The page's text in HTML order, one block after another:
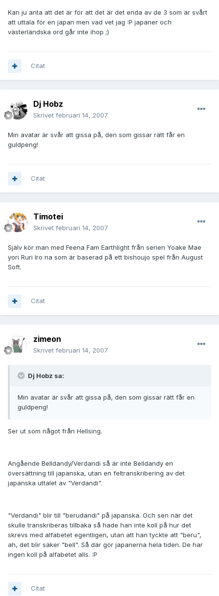
Kan ju anta att det är för att det är det enda av de 3 som är svårt
att uttala för en japan men vad vet jag :P japaner och
västerländska ord går inte ihop ;)
Citat
Dj Hobz
Skrivet februari 14, 2007
Min avatar är svår att gissa på, den som gissar rätt får en
guldpeng!
Citat
Timotei
Skrivet februari 14, 2007
Själv kör man med Feena Fam Earthlight från serien Yoake Mae
yori Ruri Iro na som är baserad på ett bishoujo spel från August
Soft.
Citat
zimeon
Skrivet februari 14, 2007
Dj Hobz sa:
Min avatar är svår att gissa på, den som gissar rätt får en
guldpeng!
Ser ut som något från Hellsing.
Angående Belldandy/Verdandi så är inte Belldandy en
översättning till japanska, utan en feltranskribering av det
japanska uttalet av "Verdandi".
"Verdandi" blir till "berudandi" på japanska. Och sen när det
skulle transkriberas tillbaka så hade han inte koll på hur det
skrevs med alfabetet egentligen, utan att han tyckte att "beru",
ah, det blir säker "bell". Så där gör japanerna hela tiden. De har
ingen koll på alfabetet alls. :P
Citat